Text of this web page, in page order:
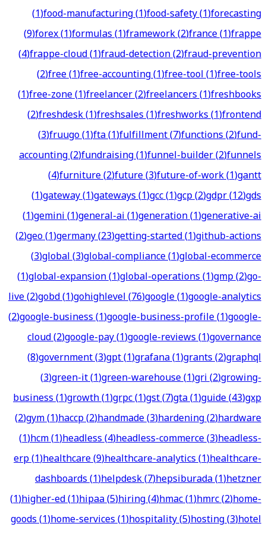
(1)food-manufacturing(1)food-safety(1)forecasting
(9)forex(1)formulas(1)framework(2)france(1)frappe
(4)frappe-cloud(1)fraud-detection(2)fraud-prevention
(2)free(1)free-accounting(1)free-tool(1)free-tools
(1)free-zone(1)freelancer(2)freelancers(1)freshbooks
(2)freshdesk(1)freshsales(1)freshworks(1)frontend
(3)fruugo(1)fta(1)fulfillment(7)functions(2)fund-
accounting(2)fundraising(1)funnel-builder(2)funnels
(4)furniture(2)future(3)future-of-work(1)gantt
(1)gateway(1)gateways(1)gcc(1)gcp(2)gdpr(12)gds
(1)gemini(1)general-ai(1)generation(1)generative-ai
(2)geo(1)germany(23)getting-started(1)github-actions
(3)global(3)global-compliance(1)global-ecommerce
(1)global-expansion(1)global-operations(1)gmp(2)go-
live(2)gobd(1)gohighlevel(76)google(1)google-analytics
(2)google-business(1)google-business-profile(1)google-
cloud(2)google-pay(1)google-reviews(1)governance
(8)government(3)gpt(1)grafana(1)grants(2)graphql
(3)green-it(1)green-warehouse(1)gri(2)growing-
business(1)growth(1)grpc(1)gst(7)gta(1)guide(43)gxp
(2)gym(1)haccp(2)handmade(3)hardening(2)hardware
(1)hcm(1)headless(4)headless-commerce(3)headless-
erp(1)healthcare(9)healthcare-analytics(1)healthcare-
dashboards(1)helpdesk(7)hepsiburada(1)hetzner
(1)higher-ed(1)hipaa(5)hiring(4)hmac(1)hmrc(2)home-
goods(1)home-services(1)hospitality(5)hosting(3)hotel